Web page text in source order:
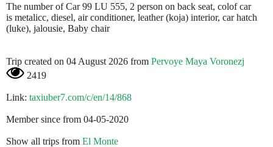
The number of Car 99 LU 555, 2 person on back seat, colof car
is metalicc, diesel, air conditioner, leather (koja) interior, car hatch
(luke), jalousie, Baby chair
Trip created on 04 August 2026 from Pervoye Maya Voronezj
2419
Link: taxiuber7.com/c/en/14/868
Member since from 04-05-2020
Show all trips from El Monte